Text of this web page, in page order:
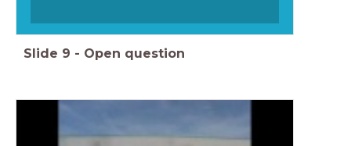
Slide 9 - Open question